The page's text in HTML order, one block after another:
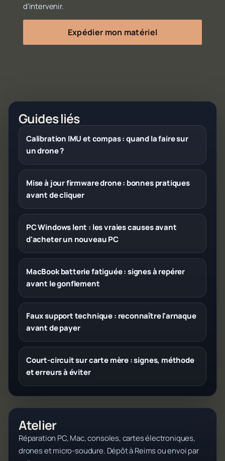
d'intervenir.
Expédier mon matériel
Guides liés
Calibration IMU et compas : quand la faire sur
un drone ?
Mise à jour firmware drone : bonnes pratiques
avant de cliquer
PC Windows lent : les vraies causes avant
d'acheter un nouveau PC
MacBook batterie fatiguée : signes à repérer
avant le gonflement
Faux support technique : reconnaître l'arnaque
avant de payer
Court-circuit sur carte mère : signes, méthode
et erreurs à éviter
Atelier
Réparation PC, Mac, consoles, cartes électroniques,
drones et micro-soudure. Dépôt à Reims ou envoi par